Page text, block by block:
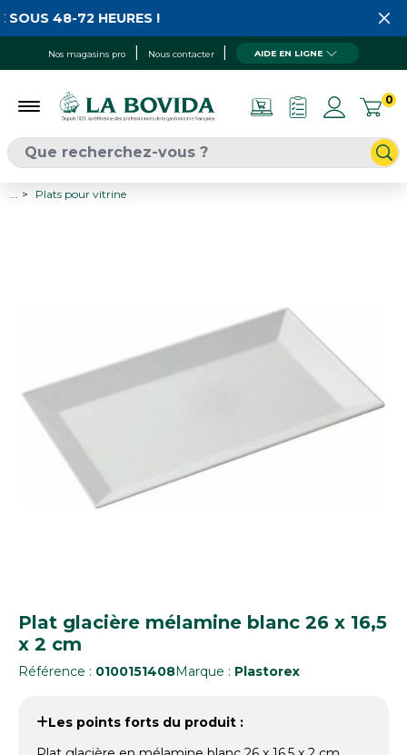
Nos magasins pro Nous contacter AIDE EN LIGNE
0
48-72 HEURES !
Plats pour vitrine
Plat glacière mélamine blanc 26 x 16,5
x 2 cm
Référence : 0100151408Marque : Plastorex
Les points forts du produit :